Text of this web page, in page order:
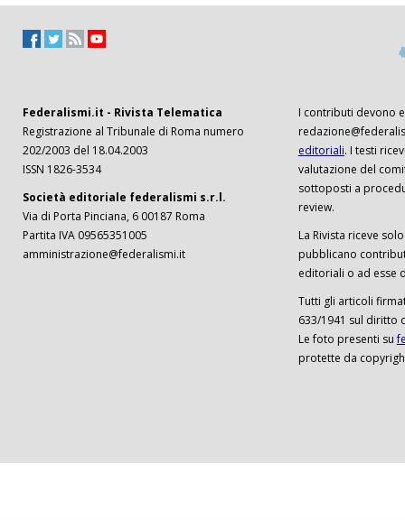
Federalismi.it - Rivista Telematica
Registrazione al Tribunale di Roma numero
202/2003 del 18.04.2003
ISSN 1826-3534
Società editoriale federalismi s.r.l.
Via di Porta Pinciana, 6 00187 Roma
Partita IVA 09565351005
amministrazione@federalismi.it
I contributi devono
editoriali. I testi
valutazione del
sottoposti a
review.
La Rivista riceve
pubblicano
editoriali o ad esse
Tutti gli articoli
633/1941 sul diritto
Le foto presenti su
protette da